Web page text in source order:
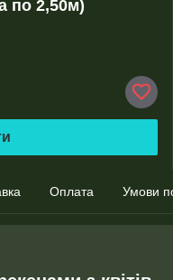
по 2,50м)
Оплата Умови